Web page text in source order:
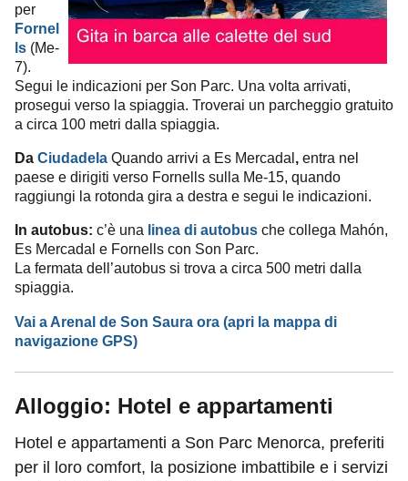
per
Fornel
ls (Me-
7).
Segui le indicazioni per Son Parc. Una volta arrivati,
prosegui verso la spiaggia. Troverai un parcheggio gratuito
a circa 100 metri dalla spiaggia.
Da Ciudadela Quando arrivi a Es Mercadal, entra nel
paese e dirigiti verso Fornells sulla Me-15, quando
raggiungi la rotonda gira a destra e segui le indicazioni.
In autobus: c’è una linea di autobus che collega Mahón,
Es Mercadal e Fornells con Son Parc.
La fermata dell’autobus si trova a circa 500 metri dalla
spiaggia.
Vai a Arenal de Son Saura ora (apri la mappa di
navigazione GPS)
Alloggio: Hotel e appartamenti
Hotel e appartamenti a Son Parc Menorca, preferiti
per il loro comfort, la posizione imbattibile e i servizi